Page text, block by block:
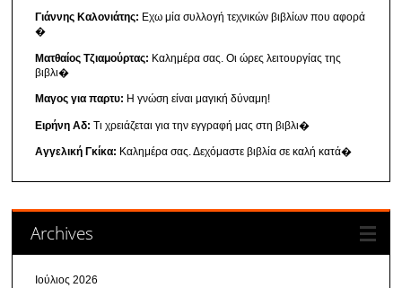
Γιάννης Καλονιάτης: Εχω μία συλλογή τεχνικών βιβλίων που αφορά
�
Ματθαίος Τζιαμούρτας: Καλημέρα σας. Οι ώρες λειτουργίας της
βιβλι�
Μαγος για παρτυ: Η γνώση είναι μαγική δύναμη!
Ειρήνη Αδ: Τι χρειάζεται για την εγγραφή μας στη βιβλι�
Αγγελική Γκίκα: Καλημέρα σας. Δεχόμαστε βιβλία σε καλή κατά�
Archives
Ιούλιος 2026